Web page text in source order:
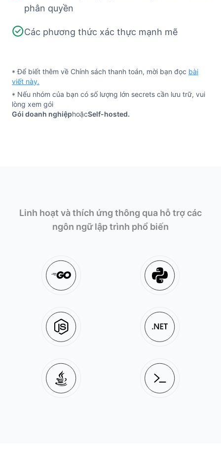
phân quyền
Các phương thức xác thực mạnh mẽ
* Để biết thêm về Chính sách thanh toán, mời bạn đọc bài
viết này.
* Nếu nhóm của bạn có số lượng lớn secrets cần lưu trữ, vui
lòng xem gói
Gói doanh nghiệphoặcSelf-hosted.
Linh hoạt và thích ứng thông qua hỗ trợ các
ngôn ngữ lập trình phổ biến